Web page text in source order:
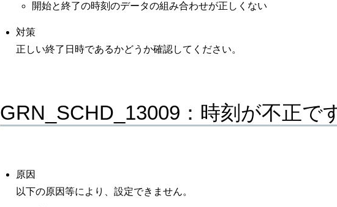
開始と終了の時刻のデータの組み合わせが正しくない
対策
正しい終了日時であるかどうか確認してください。
GRN_SCHD_13009：時刻が不正で
原因
以下の原因等により、設定できません。